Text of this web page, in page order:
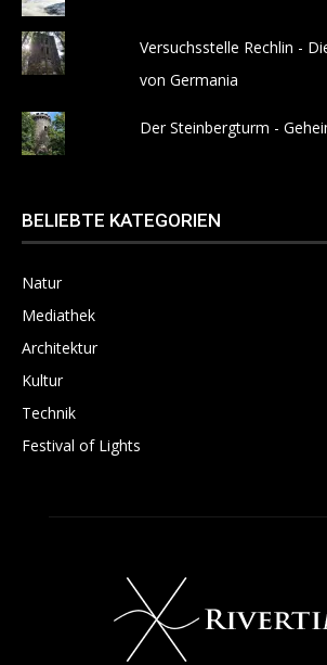
Versuchsstelle Rechlin -
von Germania
Der Steinbergturm -
BELIEBTE KATEGORIEN
Natur
Mediathek
Architektur
Kultur
Technik
Festival of Lights